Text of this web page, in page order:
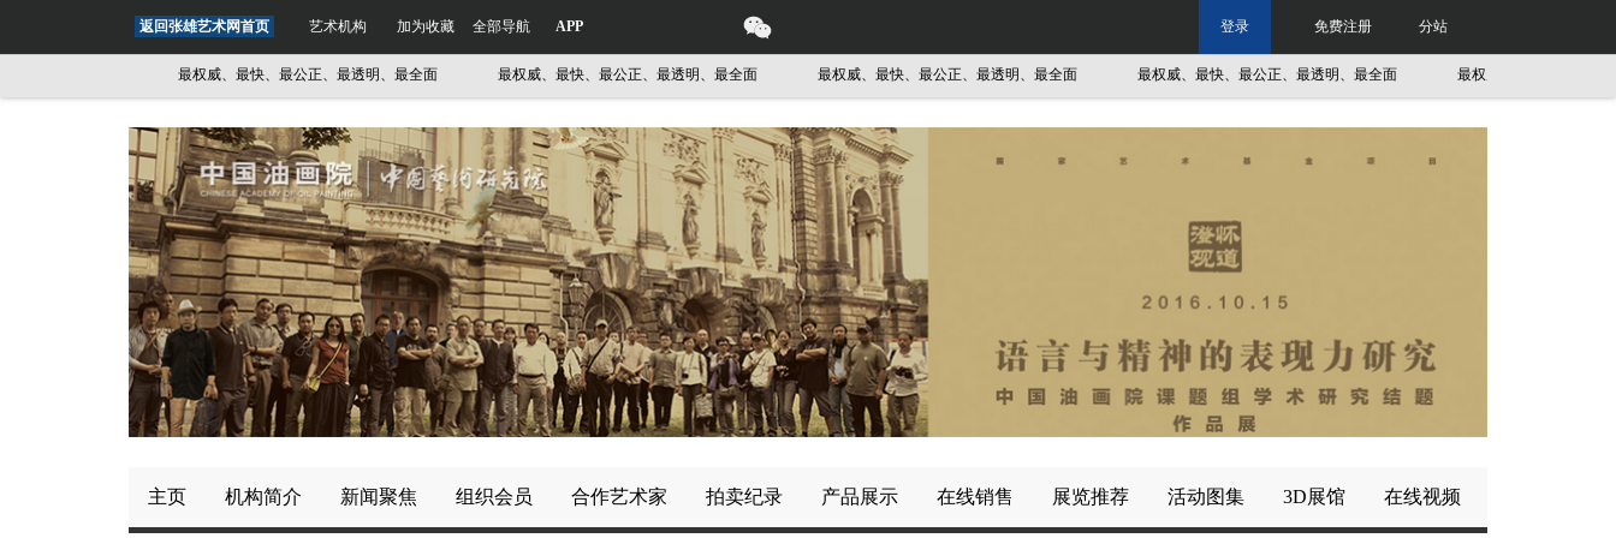
返回张雄艺术网首页 艺术机构 加为收藏 全部导航 APP 分站
免费注册
登录
最权威、最快、最公正、最透明、最全面 最权威、最快、最公正、最透明、最全面 最权威、最快、最公正、最透明、最全面 最权威、最快、最公正、最透明、最全面 最权威、最快、最公正、最
主页 机构简介 新闻聚焦 组织会员 合作艺术家 拍卖纪录 产品展示 在线销售 展览推荐 活动图集 3D展馆 在线视频